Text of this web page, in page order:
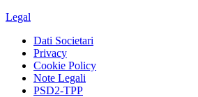
Legal
Dati Societari
Privacy
Cookie Policy
Note Legali
PSD2-TPP